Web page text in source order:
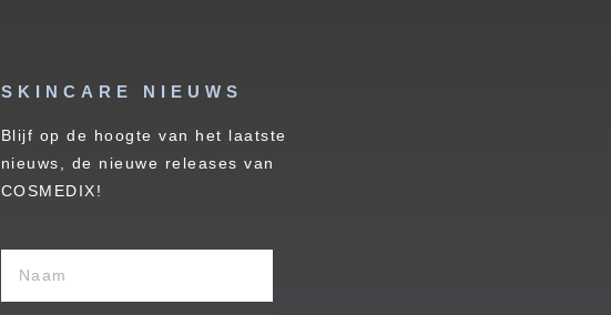
SKINCARE NIEUWS
Blijf op de hoogte van het laatste
nieuws, de nieuwe releases van
COSMEDIX!